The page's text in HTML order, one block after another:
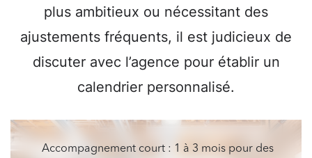
plus ambitieux ou nécessitant des
ajustements fréquents, il est judicieux de
discuter avec l’agence pour établir un
calendrier personnalisé.
Accompagnement court : 1 à 3 mois pour des